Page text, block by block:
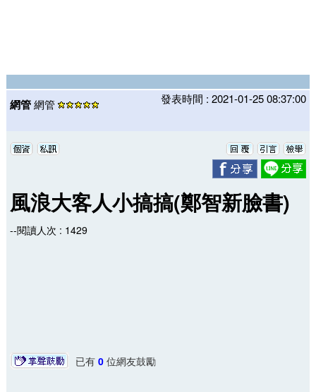
網管網管 發表時間 : 2021-01-25 08:37:00
風浪大客人小搞搞(鄭智新臉書)
--閱讀人次 : 1429
已有 0位網友鼓勵